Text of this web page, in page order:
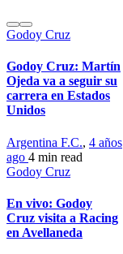
Godoy Cruz
Godoy Cruz: Martín
Ojeda va a seguir su
carrera en Estados
Unidos
Argentina F.C., 4 años
ago 4 min read
Godoy Cruz
En vivo: Godoy
Cruz visita a Racing
en Avellaneda